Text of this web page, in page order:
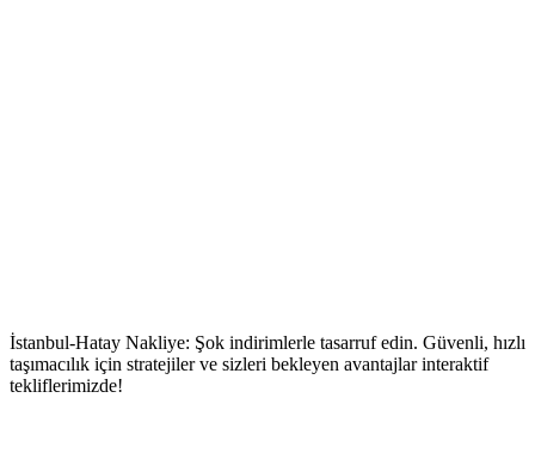
İstanbul-Hatay Nakliye: Şok indirimlerle tasarruf edin. Güvenli, hızlı
taşımacılık için stratejiler ve sizleri bekleyen avantajlar interaktif
tekliflerimizde!